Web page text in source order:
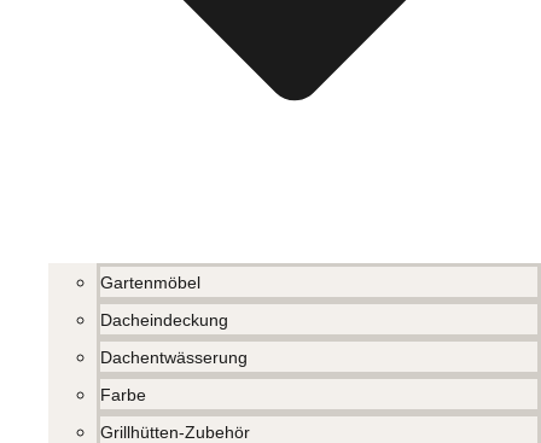
Gartenmöbel
Dacheindeckung
Dachentwässerung
Farbe
Grillhütten-Zubehör